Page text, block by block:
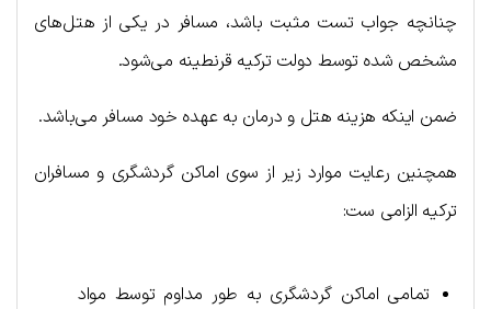
چنانچه جواب تست مثبت باشد، مسافر در یکی از هتل‌های
مشخص شده توسط دولت ترکیه قرنطینه می‌شود.
ضمن اینکه هزینه هتل و درمان به عهده خود مسافر می‌باشد.
همچنین رعایت موارد زیر از سوی اماکن گردشگری و مسافران
ترکیه الزامی ست:
تمامی اماکن گردشگری به طور مداوم توسط مواد